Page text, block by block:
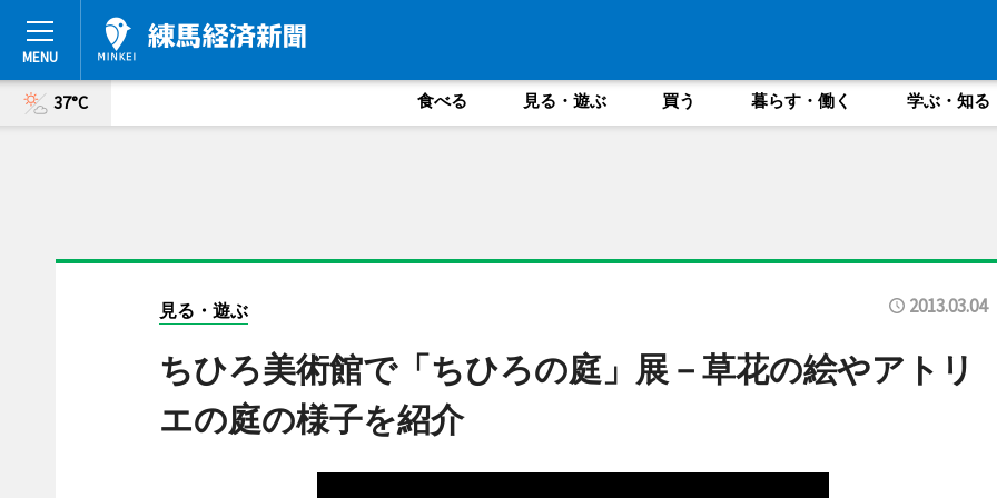
37°C 食べる 見る・遊ぶ 買う 暮らす・働く 学ぶ・知る
見る・遊ぶ 2013.03.04
ちひろ美術館で「ちひろの庭」展－草花の絵やアトリ
エの庭の様子を紹介